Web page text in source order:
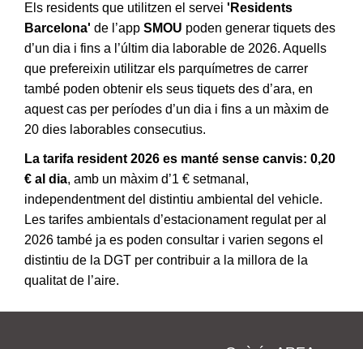
Els residents que utilitzen el servei 'Residents
Barcelona' de l’app SMOU poden generar tiquets des
d’un dia i fins a l’últim dia laborable de 2026. Aquells
que prefereixin utilitzar els parquímetres de carrer
també poden obtenir els seus tiquets des d’ara, en
aquest cas per períodes d’un dia i fins a un màxim de
20 dies laborables consecutius.
La tarifa resident 2026 es manté sense canvis: 0,20
€ al dia, amb un màxim d’1 € setmanal,
independentment del distintiu ambiental del vehicle.
Les tarifes ambientals d’estacionament regulat per al
2026 també ja es poden consultar i varien segons el
distintiu de la DGT per contribuir a la millora de la
qualitat de l’aire.